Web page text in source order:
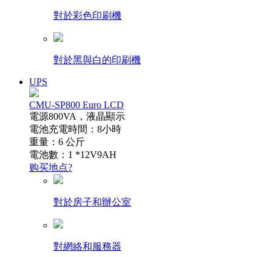
對於彩色印刷機
對於黑與白的印刷機
UPS
CMU-SP800 Euro LCD
電源800VA，液晶顯示
電池充電時間：8小時
重量：6 公斤
電池數：1 *12V9AH
购买地点?
對於房子和辦公室
對網絡和服務器